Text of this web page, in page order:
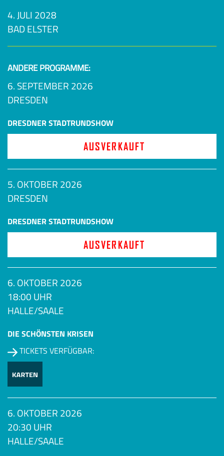
4. JULI 2028
BAD ELSTER
ANDERE PROGRAMME:
6. SEPTEMBER 2026
DRESDEN
DRESDNER STADTRUNDSHOW
AUSVERKAUFT
5. OKTOBER 2026
DRESDEN
DRESDNER STADTRUNDSHOW
AUSVERKAUFT
6. OKTOBER 2026
18:00 UHR
HALLE/SAALE
DIE SCHÖNSTEN KRISEN
TICKETS VERFÜGBAR:
6. OKTOBER 2026
20:30 UHR
HALLE/SAALE